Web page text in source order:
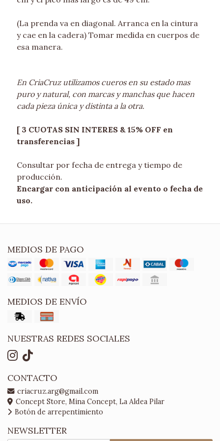
(La prenda va en diagonal. Arranca en la cintura
y cae en la cadera) Tomar medida en cuerpos de
esa manera.
En CriaCruz utilizamos cueros en su estado mas
puro y natural, con marcas y manchas que hacen
cada pieza única y distinta a la otra.
[ 3 CUOTAS SIN INTERES & 15% OFF en
transferencias ]
Consultar por fecha de entrega y tiempo de
producción.
Encargar con anticipación al evento o fecha de
uso.
MEDIOS DE PAGO
MEDIOS DE ENVÍO
NUESTRAS REDES SOCIALES
CONTACTO
criacruz.arg@gmail.com
Concept Store, Mina Concept, La Aldea Pilar
Botón de arrepentimiento
NEWSLETTER